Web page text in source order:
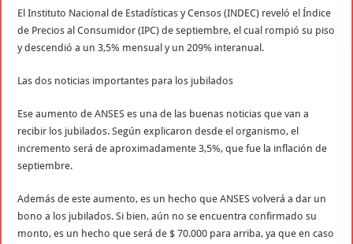
El Instituto Nacional de Estadísticas y Censos (INDEC) reveló el Índice
de Precios al Consumidor (IPC) de septiembre, el cual rompió su piso
y descendió a un 3,5% mensual y un 209% interanual.
Las dos noticias importantes para los jubilados
Ese aumento de ANSES es una de las buenas noticias que van a
recibir los jubilados. Según explicaron desde el organismo, el
incremento será de aproximadamente 3,5%, que fue la inflación de
septiembre.
Además de este aumento, es un hecho que ANSES volverá a dar un
bono a los jubilados. Si bien, aún no se encuentra confirmado su
monto, es un hecho que será de $ 70.000 para arriba, ya que en caso